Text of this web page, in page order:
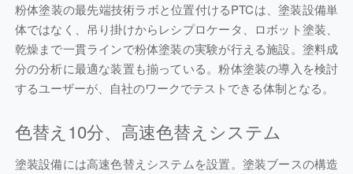
粉体塗装の最先端技術ラボと位置付けるPTCは、塗装設備単
体ではなく、吊り掛けからレシプロケータ、ロボット塗装、
乾燥まで一貫ラインで粉体塗装の実験が行える施設。塗料成
分の分析に最適な装置も揃っている。粉体塗装の導入を検討
するユーザーが、自社のワークでテストできる体制となる。
色替え10分、高速色替えシステム
塗装設備には高速色替えシステムを設置。塗装ブースの構造